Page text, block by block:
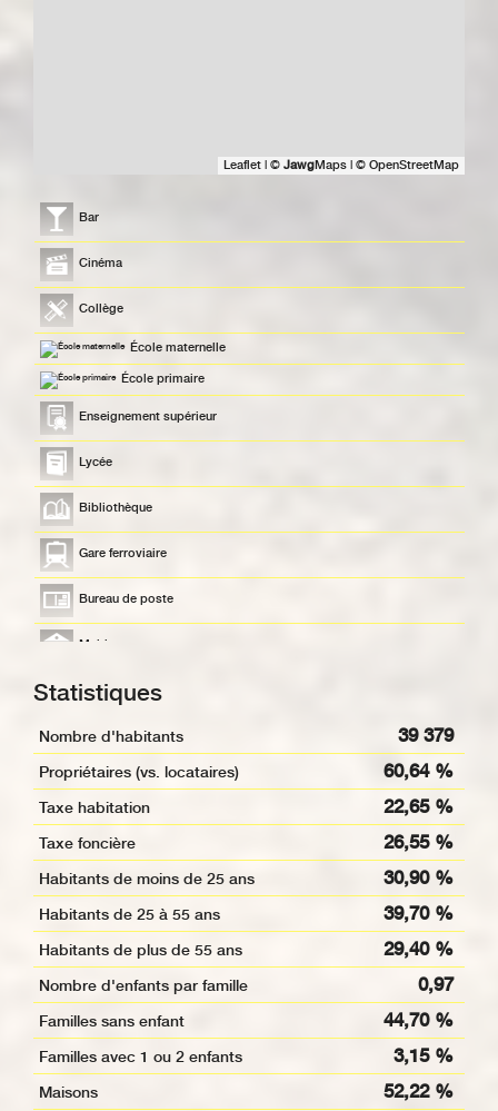
Leaflet © JawgMaps © OpenStreetMap
Bar
Cinéma
Collège
École maternelle
École primaire
Enseignement supérieur
Lycée
Bibliothèque
Gare ferroviaire
Bureau de poste
Mairie
Presse et Tabac
Statistiques
Nombre d'habitants 39 379
Propriétaires (vs. locataires) 60,64 %
Taxe habitation 22,65 %
Taxe foncière 26,55 %
Habitants de moins de 25 ans 30,90 %
Habitants de 25 à 55 ans 39,70 %
Habitants de plus de 55 ans 29,40 %
Nombre d'enfants par famille 0,97
Familles sans enfant 44,70 %
Familles avec 1 ou 2 enfants 3,15 %
Maisons 52,22 %